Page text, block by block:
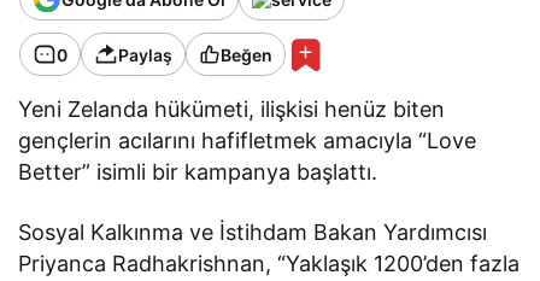
0 Paylaş Beğen
Yeni Zelanda hükümeti, ilişkisi henüz biten
gençlerin acılarını hafifletmek amacıyla “Love
Better” isimli bir kampanya başlattı.
Sosyal Kalkınma ve İstihdam Bakan Yardımcısı
Priyanca Radhakrishnan, “Yaklaşık 1200’den fazla